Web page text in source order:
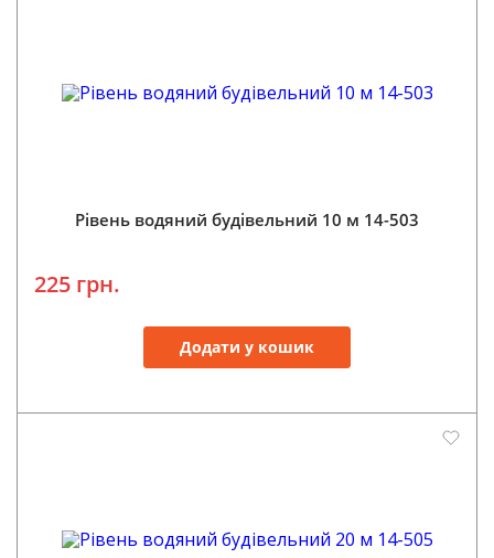
Рівень водяний будівельний 10 м 14-503
225 грн.
Додати у кошик